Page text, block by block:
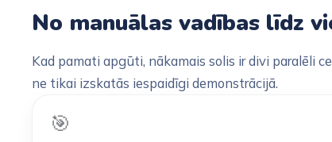
No manuālas vadības līdz
Kad pamati apgūti, nākamais solis ir divi paralēli
ne tikai izskatās iespaidīgi demonstrācijā.
🎯